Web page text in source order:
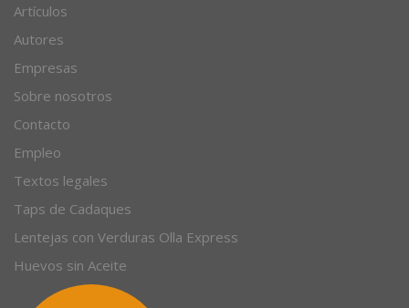
Artículos
Autores
Empresas
Sobre nosotros
Contacto
Empleo
Textos legales
Taps de Cadaques
Lentejas con Verduras Olla Express
Huevos sin Aceite